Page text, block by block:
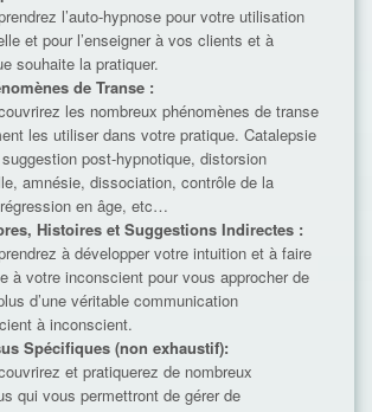
l’auto-hypnose pour votre utilisation
et pour l’enseigner à vos clients et à
souhaite la pratiquer.
de Transe :
les nombreux phénomènes de transe
les utiliser dans votre pratique. Catalepsie
post-hypnotique, distorsion
amnésie, dissociation, contrôle de la
en âge, etc…
Histoires et Suggestions Indirectes :
à développer votre intuition et à faire
à votre inconscient pour vous approcher de
d’une véritable communication
à inconscient.
Spécifiques (non exhaustif):
et pratiquerez de nombreux
qui vous permettront de gérer de